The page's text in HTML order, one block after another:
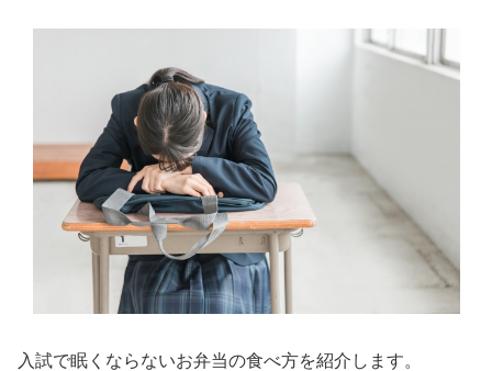
入試で眠くならないお弁当の食べ方を紹介します。